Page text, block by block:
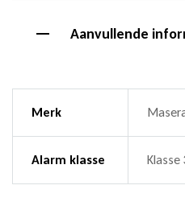
Aanvullende
Merk
Alarm klasse